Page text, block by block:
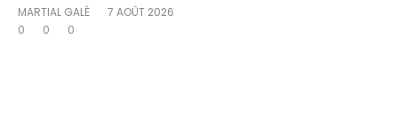
MARTIAL GALÉ
7 AOÛT 2026
0
0 0